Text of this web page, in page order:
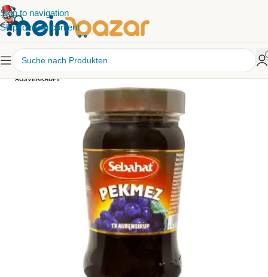
Skip to navigation
Skip to main content
AUSVERKAUFT